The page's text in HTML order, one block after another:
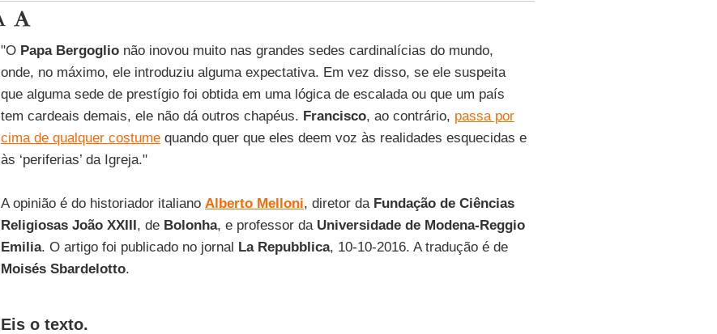
"O Papa Bergoglionão inovou muito nas grandes sedes cardinalícias do mundo,
onde, no máximo, ele introduziu alguma expectativa. Em vez disso, se ele suspeita
que alguma sede de prestígio foi obtida em uma lógica de escalada ou que um país
tem cardeais demais, ele não dá outros chapéus. Francisco, ao contrário, passa por
cima de qualquer costumequando quer que eles deem voz às realidades esquecidas e
às ‘periferias’ da Igreja."
A opinião é do historiador italiano Alberto Melloni, diretor da Fundação de Ciências
Religiosas João XXIII, de Bolonha, e professor da Universidade de Modena-Reggio
Emilia. O artigo foi publicado no jornal La Repubblica, 10-10-2016. A tradução é de
Moisés Sbardelotto.
Eis o texto.